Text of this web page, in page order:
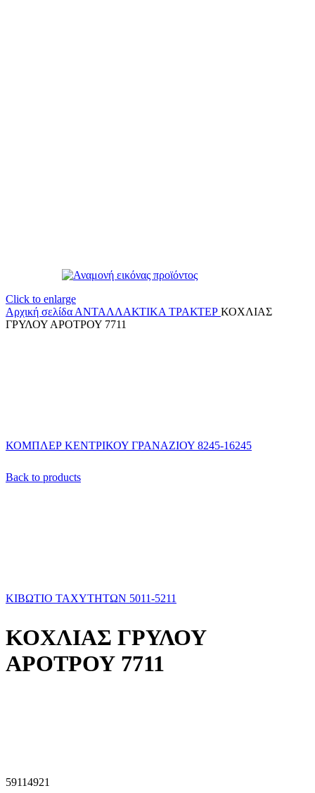
Click to enlarge
Αρχική σελίδα ΑΝΤΑΛΛΑΚΤΙΚΑ ΤΡΑΚΤΕΡ ΚΟΧΛΙΑΣ
ΓΡΥΛΟΥ ΑΡΟΤΡΟΥ 7711
ΚΟΜΠΛΕΡ ΚΕΝΤΡΙΚΟΥ ΓΡΑΝΑΖΙΟΥ 8245-16245
Back to products
ΚΙΒΩΤΙΟ ΤΑΧΥΤΗΤΩΝ 5011-5211
ΚΟΧΛΙΑΣ ΓΡΥΛΟΥ
ΑΡΟΤΡΟΥ 7711
59114921